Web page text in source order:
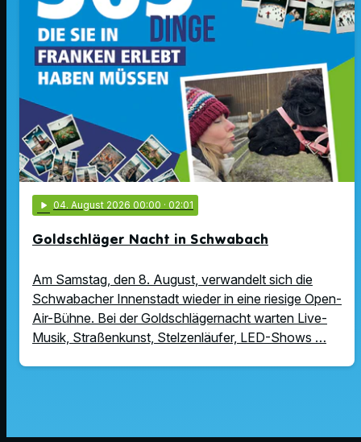
play_arrow 04. August 2026 00:00 · 02:01
Goldschläger Nacht in Schwabach
Am Samstag, den 8. August, verwandelt sich die
Schwabacher Innenstadt wieder in eine riesige Open-
Air-Bühne. Bei der Goldschlägernacht warten Live-
Musik, Straßenkunst, Stelzenläufer, LED-Shows …